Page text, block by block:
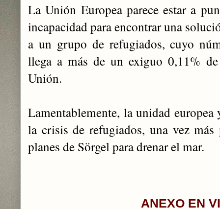
La Unión Europea parece estar a
incapacidad para encontrar una
a un grupo de refugiados, cuyo
llega a más de un exiguo 0,11%
Unión.
Lamentablemente, la unidad
la crisis de refugiados, una vez
planes de Sörgel para drenar el mar.
ANEXO EN